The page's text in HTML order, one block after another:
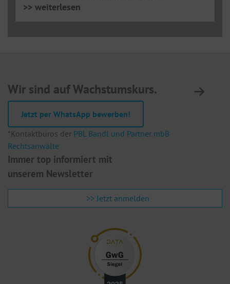
>> weiterlesen
Wir sind auf Wachstumskurs.
Jetzt per WhatsApp bewerben!
*Kontaktbüros der PBL Bandl und Partner mbB
Rechtsanwälte
Immer top informiert mit
unserem Newsletter
>> Jetzt anmelden